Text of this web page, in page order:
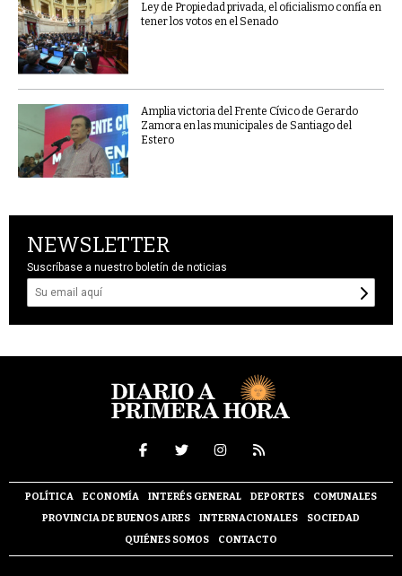
Ley de Propiedad privada, el oficialismo confía en
tener los votos en el Senado
Amplia victoria del Frente Cívico de Gerardo
Zamora en las municipales de Santiago del
Estero
NEWSLETTER
Suscríbase a nuestro boletín de noticias
POLÍTICA ECONOMÍA INTERÉS GENERAL DEPORTES
COMUNALES
PROVINCIA DE BUENOS AIRES
INTERNACIONALES
SOCIEDAD
QUIÉNES SOMOS
CONTACTO